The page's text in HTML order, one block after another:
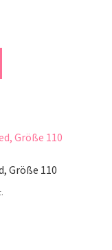
Größe 110